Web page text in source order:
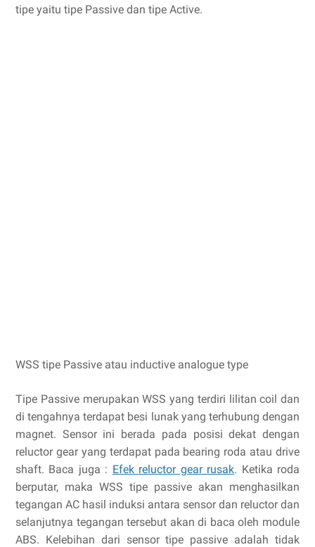
tipe yaitu tipe Passive dan tipe Active.
WSS tipe Passive atau inductive analogue type
Tipe Passive merupakan WSS yang terdiri lilitan coil dan
di tengahnya terdapat besi lunak yang terhubung dengan
magnet. Sensor ini berada pada posisi dekat dengan
reluctor gear yang terdapat pada bearing roda atau drive
shaft. Baca juga : Efek reluctor gear rusak. Ketika roda
berputar, maka WSS tipe passive akan menghasilkan
tegangan AC hasil induksi antara sensor dan reluctor dan
selanjutnya tegangan tersebut akan di baca oleh module
ABS. Kelebihan dari sensor tipe passive adalah tidak